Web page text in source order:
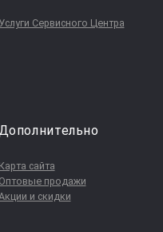
Услуги Сервисного Центра
Карта сайта
Оптовые продажи
и скидки